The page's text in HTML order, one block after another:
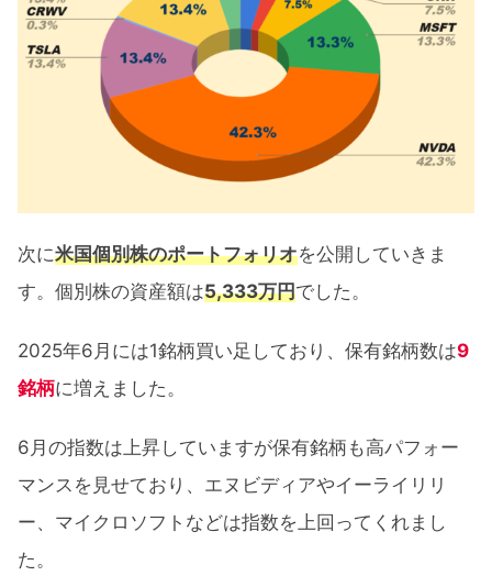
次に米国個別株のポートフォリオを公開していきま
す。個別株の資産額は5,333万円でした。
2025年6月には1銘柄買い足しており、保有銘柄数は9
銘柄に増えました。
6月の指数は上昇していますが保有銘柄も高パフォー
マンスを見せており、エヌビディアやイーライリリ
ー、マイクロソフトなどは指数を上回ってくれまし
た。